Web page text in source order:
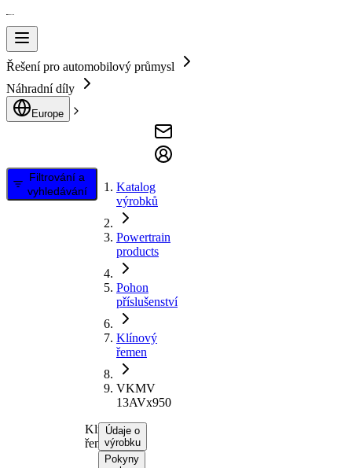
Řešení pro automobilový průmysl
Náhradní díly
Europe
Filtrování a
vyhledávání
Katalog
výrobků
Powertrain
products
Pohon
příslušenství
Klínový
řemen
VKMV
13AVx950
Klínový
řemen
Údaje o
výrobku
Pokyny